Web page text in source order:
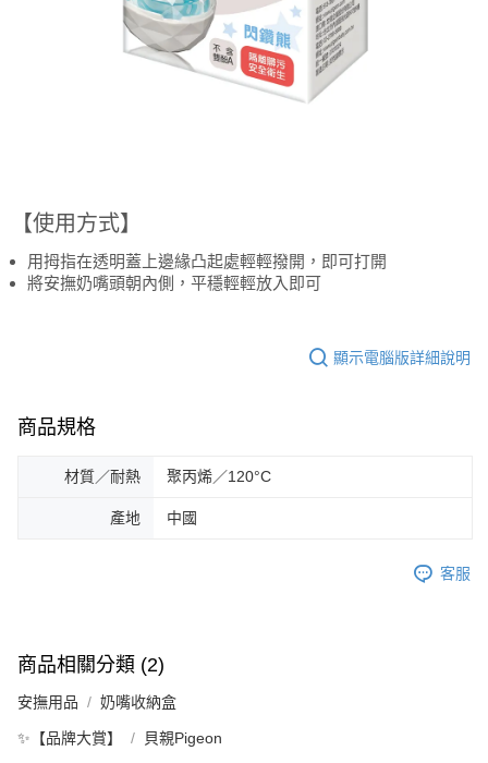
【使用方式】
用拇指在透明蓋上邊緣凸起處輕輕撥開，即可打開
將安撫奶嘴頭朝內側，平穩輕輕放入即可
顯示電腦版詳細說明
商品規格
材質／耐熱 聚丙烯／120°C
產地 中國
客服
商品相關分類 (2)
安撫用品 奶嘴收納盒
✨【品牌大賞】 貝親Pigeon